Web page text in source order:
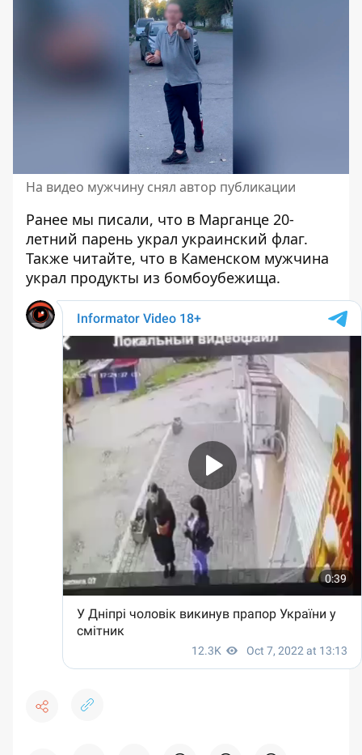
На видео мужчину снял автор публикации
Ранее мы писали, что в Марганце 20-
летний парень украл украинский флаг.
Также читайте, что в Каменском мужчина
украл продукты из бомбоубежища.